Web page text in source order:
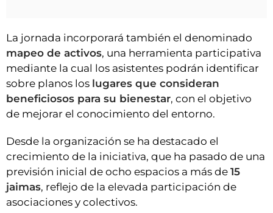
La jornada incorporará también el denominado
mapeo de activos, una herramienta participativa
mediante la cual los asistentes podrán identificar
sobre planos los lugares que consideran
beneficiosos para su bienestar, con el objetivo
de mejorar el conocimiento del entorno.
Desde la organización se ha destacado el
crecimiento de la iniciativa, que ha pasado de una
previsión inicial de ocho espacios a más de 15
jaimas, reflejo de la elevada participación de
asociaciones y colectivos.